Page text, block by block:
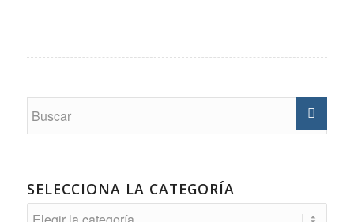
SELECCIONA LA CATEGORÍA
Selecciona